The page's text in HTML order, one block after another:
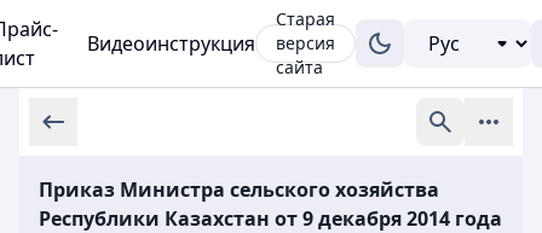
Видеоинструкция
Старая
версия
сайта
Приказ Министра сельского хозяйства
Республики Казахстан от 9 декабря 2014 года